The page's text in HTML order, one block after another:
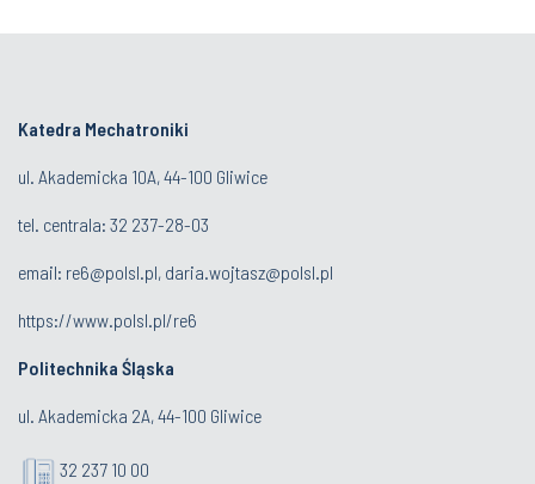
Katedra Mechatroniki
ul. Akademicka 10A, 44-100 Gliwice
tel. centrala: 32 237-28-03
email: re6@polsl.pl, daria.wojtasz@polsl.pl
https://www.polsl.pl/re6
Politechnika Śląska
ul. Akademicka 2A, 44-100 Gliwice
32 237 10 00